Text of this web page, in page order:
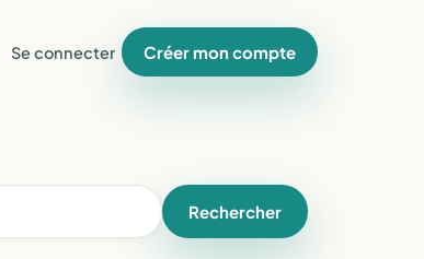
Se connecter Créer mon compte
Rechercher